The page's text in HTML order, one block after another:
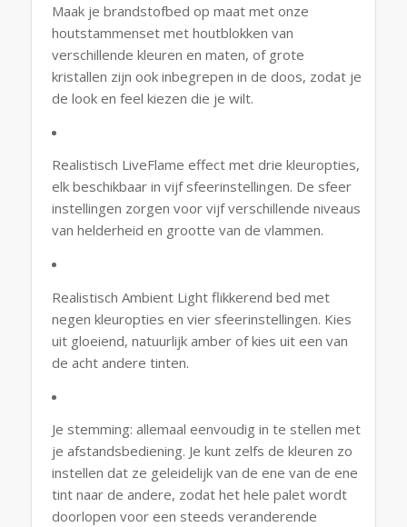
Maak je brandstofbed op maat met onze
houtstammenset met houtblokken van
verschillende kleuren en maten, of grote
kristallen zijn ook inbegrepen in de doos, zodat je
de look en feel kiezen die je wilt.
Realistisch LiveFlame effect met drie kleuropties,
elk beschikbaar in vijf sfeerinstellingen. De sfeer
instellingen zorgen voor vijf verschillende niveaus
van helderheid en grootte van de vlammen.
Realistisch Ambient Light flikkerend bed met
negen kleuropties en vier sfeerinstellingen. Kies
uit gloeiend, natuurlijk amber of kies uit een van
de acht andere tinten.
Je stemming: allemaal eenvoudig in te stellen met
je afstandsbediening. Je kunt zelfs de kleuren zo
instellen dat ze geleidelijk van de ene van de ene
tint naar de andere, zodat het hele palet wordt
doorlopen voor een steeds veranderende